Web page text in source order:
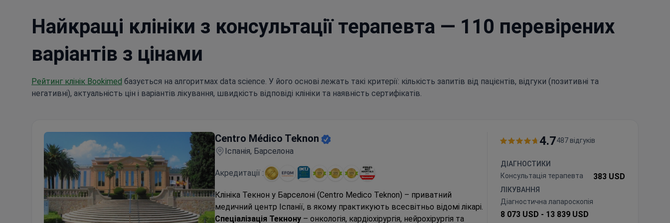
Найкращі клініки з консультації терапевта — 110 перевірених
варіантів з цінами
Рейтинг клінік Bookimed базується на алгоритмах data science. У його основі лежать такі критерії: кількість запитів від пацієнтів, відгуки (позитивні та
негативні), актуальність цін і варіантів лікування, швидкість відповіді клініки та наявність сертифікатів.
Centro Médico Teknon
Іспанія, Барселона
Акредитації :
Клініка Текнон у Барселоні (Centro Medico Teknon) – приватний
медичний центр Іспанії, в якому практикують всесвітньо відомі лікарі.
Спеціалізація Текнону – онкологія, кардіохірургія, нейрохірургія та
4.7487 відгуків
ДІАГНОСТИКИ
Консультація терапевта
383 USD
ЛІКУВАННЯ
Діагностична лапароскопія
8 073 USD - 13 839 USD